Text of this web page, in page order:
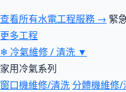
查看所有水電工程服務 → 緊
更多工程
❄ 冷氣維修 / 清洗 ▼
家用冷氣系列
窗口機維修/清洗 分體機維修/